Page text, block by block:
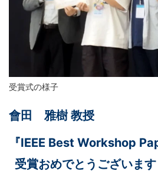
受賞式の様子
會田 雅樹 教授
『IEEE Best Workshop
受賞おめでとうございます